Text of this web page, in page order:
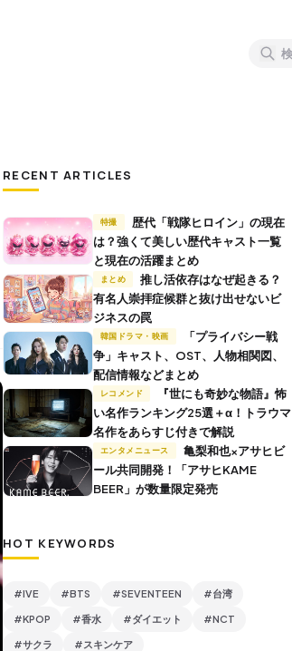
RECENT ARTICLES
特撮
は？強くて美しい歴代キャスト一覧
と現在の活躍まとめ
まとめ
推し活依存はなぜ起きる？
有名人崇拝症候群と抜け出せないビ
ジネスの罠
韓国ドラマ・映画
争」キャスト、OST、人物相関図、
配信情報などまとめ
レコメンド
い名作ランキング25選＋α！トラウマ
名作をあらすじ付きで解説
エンタメニュース
ール共同開発！「アサヒKAME
BEER」が数量限定発売
HOT KEYWORDS
#IVE #BTS #SEVENTEEN #台湾
#KPOP #香水 #ダイエット #NCT
#サクラ #スキンケア